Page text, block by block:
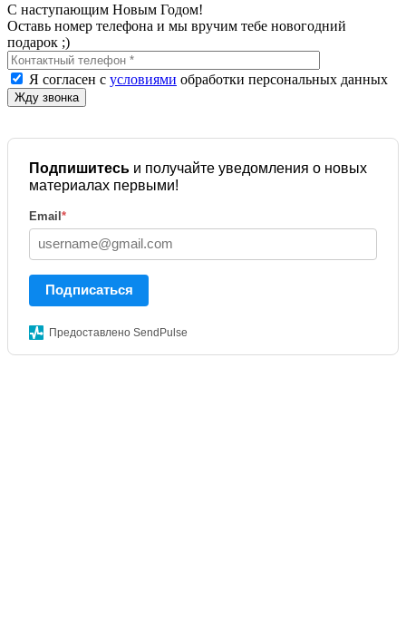
С наступающим Новым Годом!
Оставь номер телефона и мы вручим тебе новогодний
подарок ;)
Я согласен с условиями обработки персональных данных
Подпишитесь и получайте уведомления о новых
материалах первыми!
Email *
Подписаться
Предоставлено SendPulse